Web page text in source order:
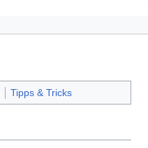
Tipps & Tricks